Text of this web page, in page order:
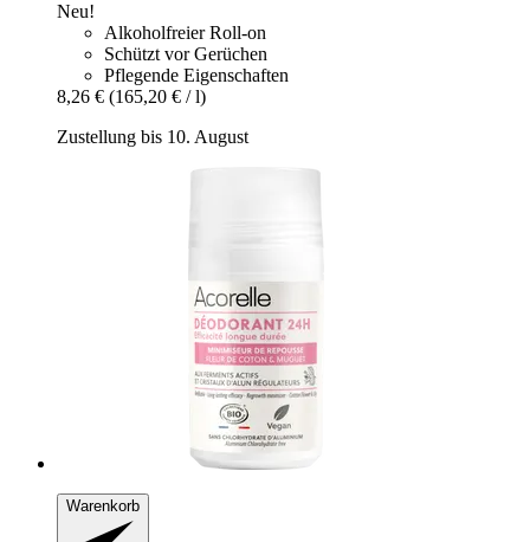
Neu!
Alkoholfreier Roll-on
Schützt vor Gerüchen
Pflegende Eigenschaften
8,26 € (165,20 € / l)
Zustellung bis 10. August
Warenkorb